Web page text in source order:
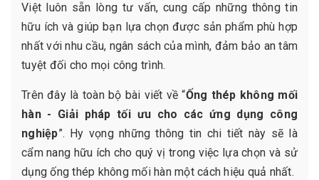
Việt luôn sẵn lòng tư vấn, cung cấp những thông tin
hữu ích và giúp bạn lựa chọn được sản phẩm phù hợp
nhất với nhu cầu, ngân sách của mình, đảm bảo an tâm
tuyệt đối cho mọi công trình.
Trên đây là toàn bộ bài viết về “Ống thép không mối
hàn - Giải pháp tối ưu cho các ứng dụng công
nghiệp”. Hy vọng những thông tin chi tiết này sẽ là
cẩm nang hữu ích cho quý vị trong việc lựa chọn và sử
dụng ống thép không mối hàn một cách hiệu quả nhất.